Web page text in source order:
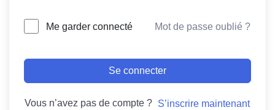
Me garder connecté Mot de passe oublié ?
Se connecter
Vous n’avez pas de compte ? S’inscrire maintenant